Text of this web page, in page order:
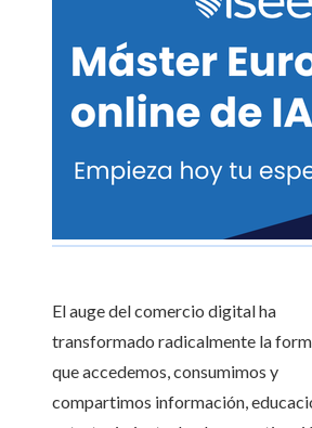
El auge del comercio digital ha
transformado radicalmente la
que accedemos, consumimos y
compartimos información,